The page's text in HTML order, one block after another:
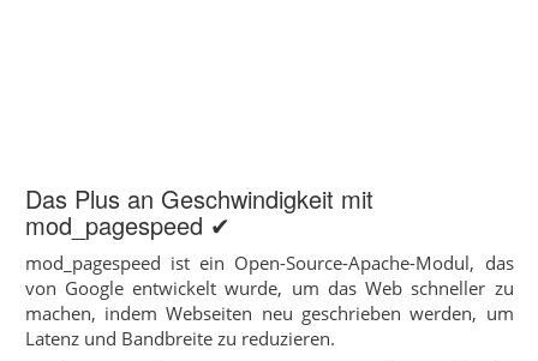
Das Plus an Geschwindigkeit mit
mod_pagespeed ✔
mod_pagespeed ist ein Open-Source-Apache-Modul, das
von Google entwickelt wurde, um das Web schneller zu
machen, indem Webseiten neu geschrieben werden, um
Latenz und Bandbreite zu reduzieren.